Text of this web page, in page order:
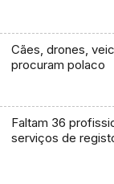
Cães, drones,
procuram polaco
Faltam 36
serviços de